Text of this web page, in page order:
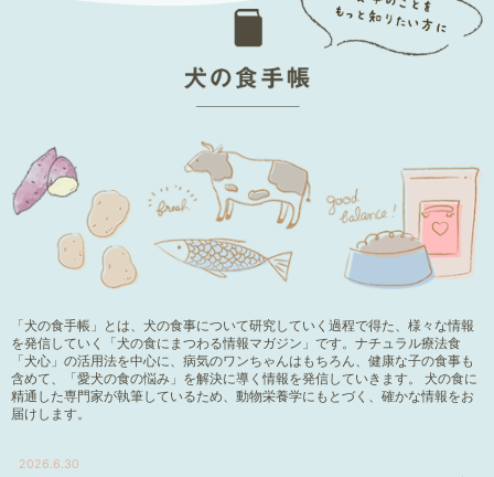
「犬の食手帳」とは、犬の食事について研究していく過程で得た、様々な情報
を発信していく「犬の食にまつわる情報マガジン」です。ナチュラル療法食
「犬心」の活用法を中心に、病気のワンちゃんはもちろん、健康な子の食事も
含めて、「愛犬の食の悩み」を解決に導く情報を発信していきます。 犬の食に
精通した専門家が執筆しているため、動物栄養学にもとづく、確かな情報をお
届けします。
2026.6.30